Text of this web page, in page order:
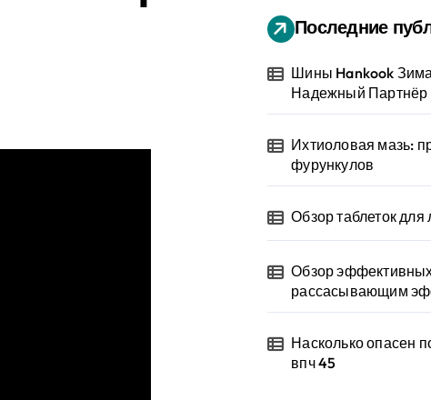
Последние
Шины Hankook
Надежный Партнёр
Ихтиоловая мазь:
фурункулов
Обзор таблеток
Обзор
рассасывающим
Насколько опасен
впч 45